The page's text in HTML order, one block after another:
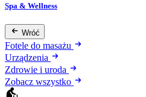
Spa & Wellness
Wróć
Fotele do masażu
Urządzenia
Zdrowie i uroda
Zobacz wszystko